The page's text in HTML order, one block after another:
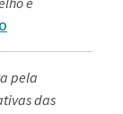
pela
das